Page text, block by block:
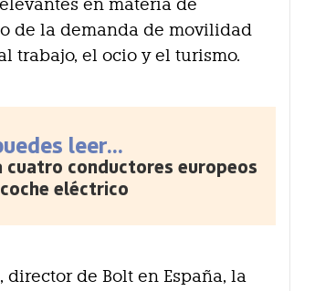
en materia de
de la demanda de movilidad
trabajo, el ocio y el turismo.
leer...
cuatro conductores europeos
eléctrico
, director de Bolt en España, la